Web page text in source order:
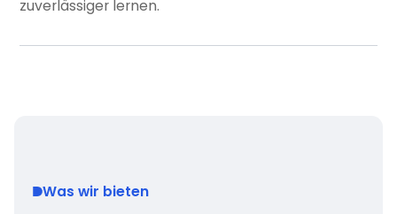
zuverlässiger lernen.
Was wir bieten